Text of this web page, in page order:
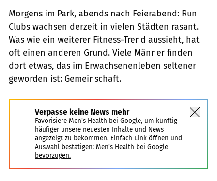
Morgens im Park, abends nach Feierabend: Run
Clubs wachsen derzeit in vielen Städten rasant.
Was wie ein weiterer Fitness-Trend aussieht, hat
oft einen anderen Grund. Viele Männer finden
dort etwas, das im Erwachsenenleben seltener
geworden ist: Gemeinschaft.
Verpasse keine News mehr
Favorisiere Men's Health bei Google, um künftig
häufiger unsere neuesten Inhalte und News
angezeigt zu bekommen. Einfach Link öffnen und
Auswahl bestätigen: Men's Health bei Google
bevorzugen.